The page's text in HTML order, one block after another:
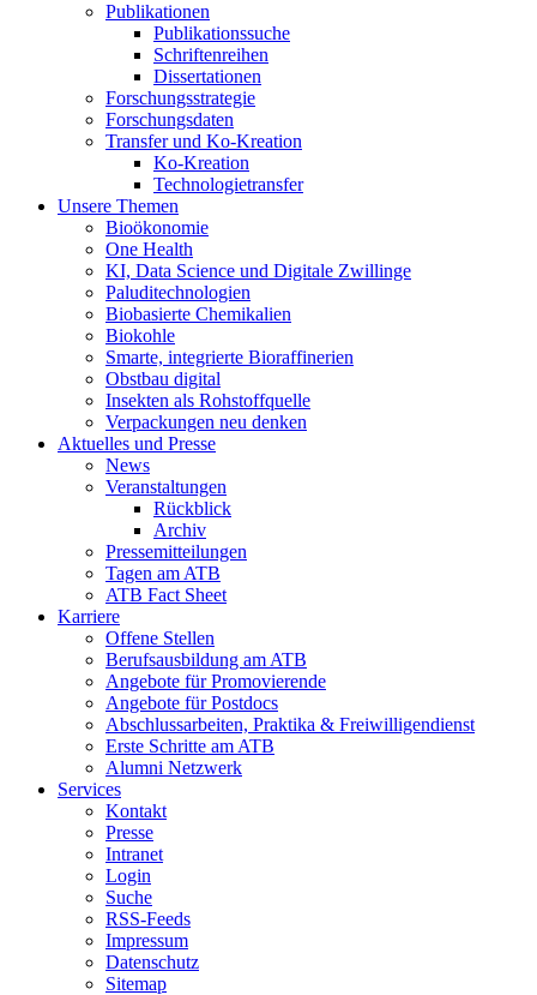
Publikationen
Publikationssuche
Schriftenreihen
Dissertationen
Forschungsstrategie
Forschungsdaten
Transfer und Ko-Kreation
Ko-Kreation
Technologietransfer
Unsere Themen
Bioökonomie
One Health
KI, Data Science und Digitale Zwillinge
Paluditechnologien
Biobasierte Chemikalien
Biokohle
Smarte, integrierte Bioraffinerien
Obstbau digital
Insekten als Rohstoffquelle
Verpackungen neu denken
Aktuelles und Presse
News
Veranstaltungen
Rückblick
Archiv
Pressemitteilungen
Tagen am ATB
ATB Fact Sheet
Karriere
Offene Stellen
Berufsausbildung am ATB
Angebote für Promovierende
Angebote für Postdocs
Abschlussarbeiten, Praktika & Freiwilligendienst
Erste Schritte am ATB
Alumni Netzwerk
Services
Kontakt
Presse
Intranet
Login
Suche
RSS-Feeds
Impressum
Datenschutz
Sitemap